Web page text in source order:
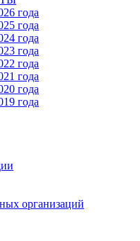
года
года
года
года
года
года
года
года
организаций